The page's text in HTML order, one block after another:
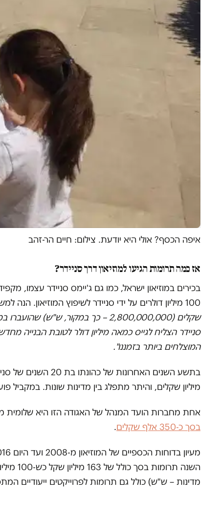
איפה הכסף? אולי היא יודעת. צילום: חיים הר-זהב
אז כמה תרומות הגיעו למוזיאון דרך סניידר?
בכירים במוזיאון ישראל, כמו גם ג'יימס סניידר עצמו,
100 מיליון דולרים על ידי סניידר לשיפוץ המוזיאון. הנה למשל חלק מתגובתו של סניידר בכתבה שפרסמנו בעבר אודותיו:
שקלים (2,800,000,000 – כך במקור, ש"ש) שהועברו במלואם לטובת מוזיאון ישראל, ישירות ובאמצעות אגודת הידידים בארה"ב. (…)
סניידר הצליח לגייס כמאה מיליון דולר לטובת הבנייה
המוצלחים ביותר בזמננו".
מיליון שקלים, והיתר מתפלג בין מדינות שונות. במקביל
אחת מחברות הועד המנהל של האגודה הזו היא שלומית
בסך כ-350 אלף שקלים
.
מדינות – ש"ש) כולל גם תרומות לפרוייקטים ייעודיים